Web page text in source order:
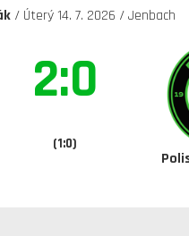
/ Úterý 14. 7. 2026 / Jenbach
2:0
(1:0)